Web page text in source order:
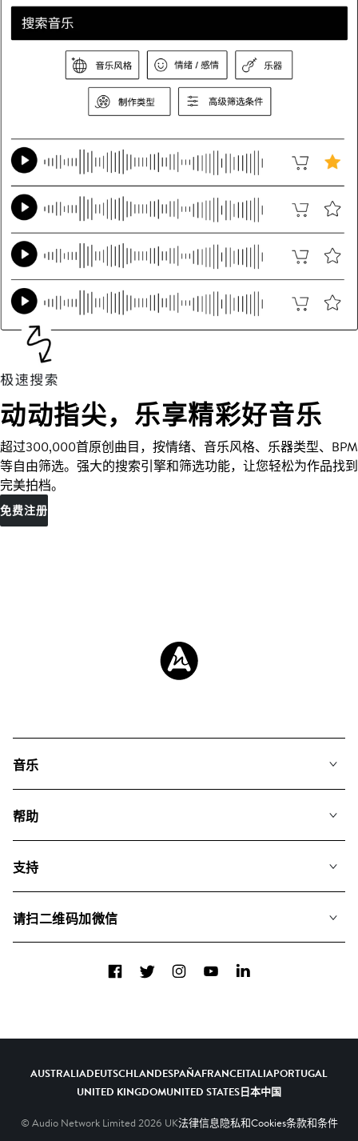
动动指尖，乐享精彩好音乐
超过300,000首原创曲目，按情绪、音乐风格、乐器类型、BPM
等自由筛选。强大的搜索引擎和筛选功能，让您轻松为作品找到
完美拍档。
免费注册
音乐
搜索
专辑
帮助
我们如何运用AI
支持
关于我们
请扫二维码加微信
FacebookTwitterInstagramYouTubeLinkedIn
AUSTRALIADEUTSCHLANDESPAÑAFRANCEITALIAPORTUGAL
UNITED KINGDOMUNITED STATES日本中国
© Audio Network Limited 2026 UK法律信息隐私和Cookies条款和条件